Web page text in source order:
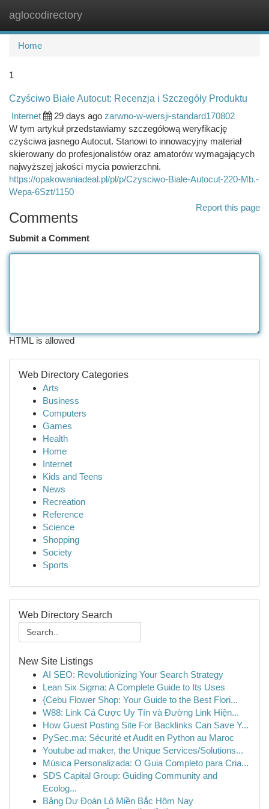
aglocodirectory
Home
1
Czyściwo Białe Autocut: Recenzja i Szczegóły Produktu
Internet
29 days ago zarwno-w-wersji-standard170802
W tym artykuł przedstawiamy szczegółową weryfikację
czyściwa jasnego Autocut. Stanowi to innowacyjny materiał
skierowany do profesjonalistów oraz amatorów wymagających
najwyższej jakości mycia powierzchni.
https://opakowaniadeal.pl/pl/p/Czysciwo-Biale-Autocut-220-Mb.-
Wepa-6Szt/1150
Report this page
Comments
Submit a Comment
HTML is allowed
Web Directory Categories
Arts
Business
Computers
Games
Health
Home
Internet
Kids and Teens
News
Recreation
Reference
Science
Shopping
Society
Sports
Web Directory Search
New Site Listings
AI SEO: Revolutionizing Your Search Strategy
Lean Six Sigma: A Complete Guide to Its Uses
{Cebu Flower Shop: Your Guide to the Best Flori...
W88: Link Cá Cược Uy Tín và Đường Link Hiện...
How Guest Posting Site For Backlinks Can Save Y...
PySec.ma: Sécurité et Audit en Python au Maroc
Youtube ad maker, the Unique Services/Solutions...
Música Personalizada: O Guia Completo para Cria...
SDS Capital Group: Guiding Community and
Ecolog...
Bảng Dự Đoán Lô Miền Bắc Hôm Nay